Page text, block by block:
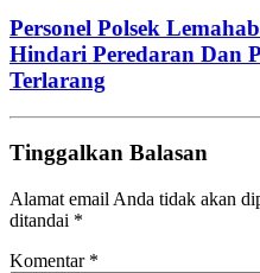
Personel Polsek
Hindari Peredaran Dan
Terlarang
Tinggalkan Balasan
Alamat email Anda tidak akan
ditandai *
Komentar *